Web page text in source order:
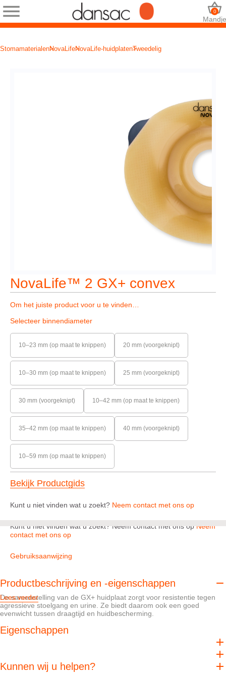
Mandje
0
StomamaterialenNovaLifeNovaLife-huidplatenTweedelig
NovaLife™ 2 GX+ convex
Om het juiste product voor u te vinden…
Selecteer binnendiameter
10–23 mm (op maat te knippen) 20 mm (voorgeknipt)
10–30 mm (op maat te knippen) 25 mm (voorgeknipt)
30 mm (voorgeknipt) 10–42 mm (op maat te knippen)
35–42 mm (op maat te knippen) 40 mm (voorgeknipt)
10–59 mm (op maat te knippen)
Bekijk Productgids
Kunt u niet vinden wat u zoekt? Neem contact met ons op
Kunt u niet vinden wat u zoekt? Neem contact met ons op Neem
contact met ons op
Gebruiksaanwijzing
Productbeschrijving en -eigenschappen
De samenstelling van de GX+ huidplaat zorgt voor resistentie tegen
agressieve stoelgang en urine. Ze biedt daarom ook een goed
evenwicht tussen draagtijd en huidbescherming.
Eigenschappen
De NovaLife GX+™-huidplaat biedt een betere bescherming tegen
De convexiteit zorgt ervoor dat de stoma boven huidniveau komt te
Lees verder
Kunnen wij u helpen?